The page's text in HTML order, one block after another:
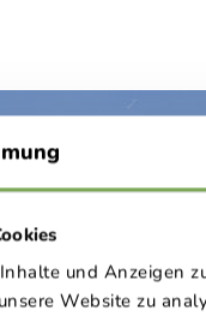
und Anzeigen
Website zu